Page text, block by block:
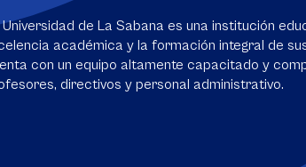
Universidad de La Sabana es una institución
académica y la formación integral de
con un equipo altamente capacitado y
directivos y personal administrativo.